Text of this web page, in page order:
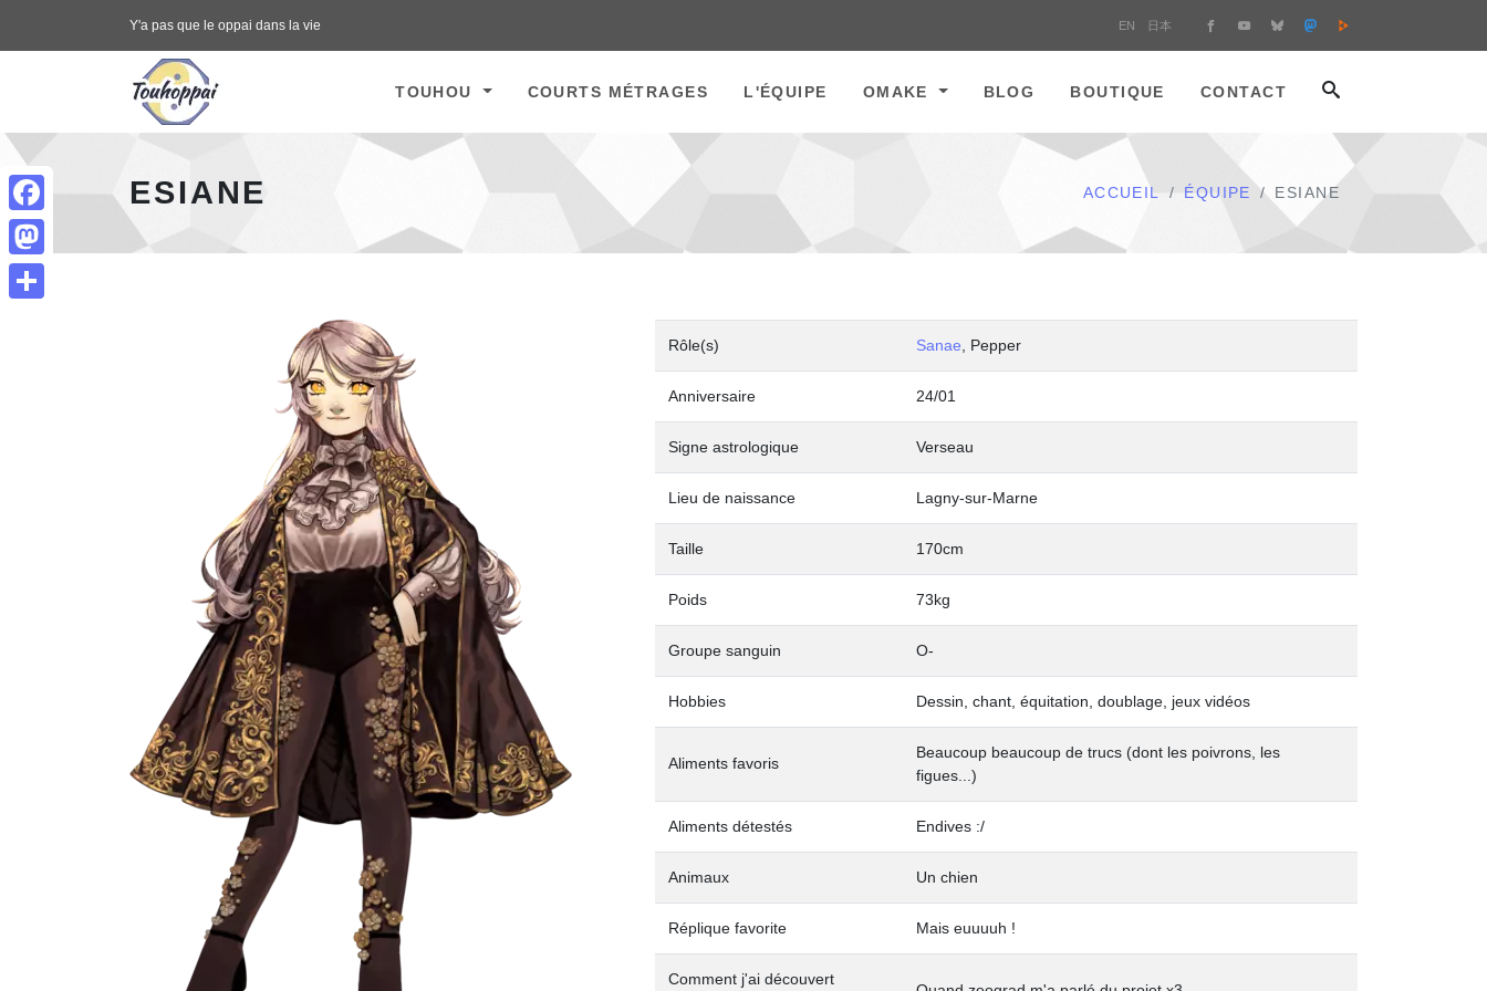
Y'a pas que le oppai dans la vie EN 日本
TOUHOU COURTS MÉTRAGES L'ÉQUIPE OMAKE BLOG BOUTIQUE CONTACT
ESIANE ACCUEIL ÉQUIPE ESIANE
Rôle(s) Sanae , Pepper
Anniversaire 24/01
Signe astrologique Verseau
Lieu de naissance Lagny-sur-Marne
Taille 170cm
Poids 73kg
Groupe sanguin O-
Hobbies Dessin, chant, équitation, doublage, jeux vidéos
Aliments favoris
Beaucoup beaucoup de trucs (dont les poivrons, les
figues...)
Aliments détestés Endives :/
Animaux Un chien
Réplique favorite Mais euuuuh !
Comment j'ai découvert
Facebook
Mastodon